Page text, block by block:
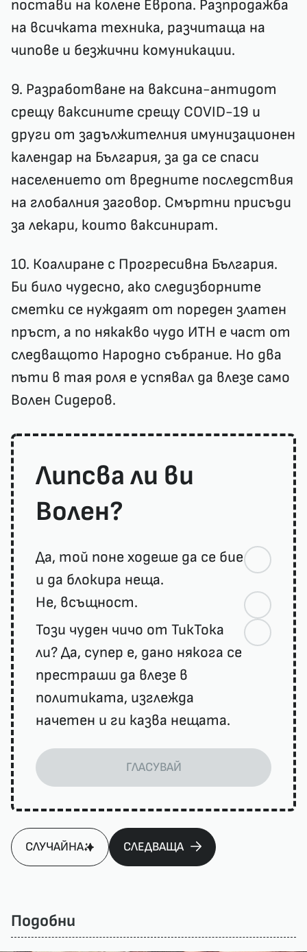
постави на колене Европа. Разпродажба
на всичката техника, разчитаща на
чипове и безжични комуникации.
9. Разработване на ваксина-антидот
срещу ваксините срещу COVID-19 и
други от задължителния имунизационен
календар на България, за да се спаси
населението от вредните последствия
на глобалния заговор. Смъртни присъди
за лекари, които ваксинират.
10. Коалиране с Прогресивна България.
Би било чудесно, ако следизборните
сметки се нуждаят от пореден златен
пръст, а по някакво чудо ИТН е част от
следващото Народно събрание. Но два
пъти в тая роля е успявал да влезе само
Волен Сидеров.
Липсва ли ви
Волен?
Да, той поне ходеше да се бие
и да блокира неща.
Не, всъщност.
Този чуден чичо от ТикТока
ли? Да, супер е, дано някога се
престраши да влезе в
политиката, изглежда
начетен и ги казва нещата.
ГЛАСУВАЙ
СЛУЧАЙНА СЛЕДВАЩА
Подобни